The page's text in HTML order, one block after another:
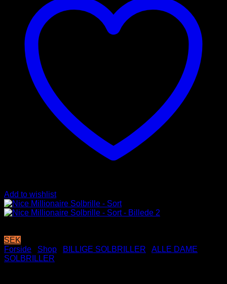
Add to wishlist
SEK
Forside
Shop BILLIGE SOLBRILLER
ALLE DAME
SOLBRILLER